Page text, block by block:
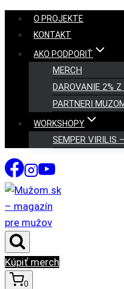
Skip
content
O PROJEKTE
KONTAKT
AKO PODPORIŤ
MERCH
DAROVANIE 2% Z
PARTNERI
WORKSHOPY
SEMPER VIRILIS
Kúpiť merch
0